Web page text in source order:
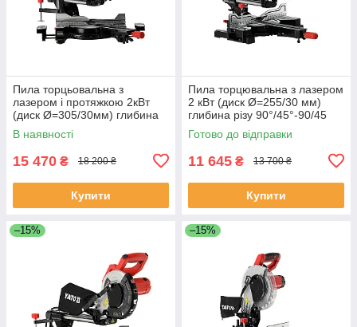
Пила торцьовальна з
лазером і протяжкою 2кВт
(диск Ø=305/30мм) глибина
різу 90°/45°-90/45мм (l= 340
мм) Yato YT-82176
В наявності
15 470 ₴ 18 200 ₴
Купити
Пила торцювальна з лазером
2 кВт (диск Ø=255/30 мм)
глибина різу 90°/45°-90/45
мм (l= 340/240 мм) Yato YT-
821732
Готово до відправки
11 645 ₴ 13 700 ₴
Купити
–15% –15%